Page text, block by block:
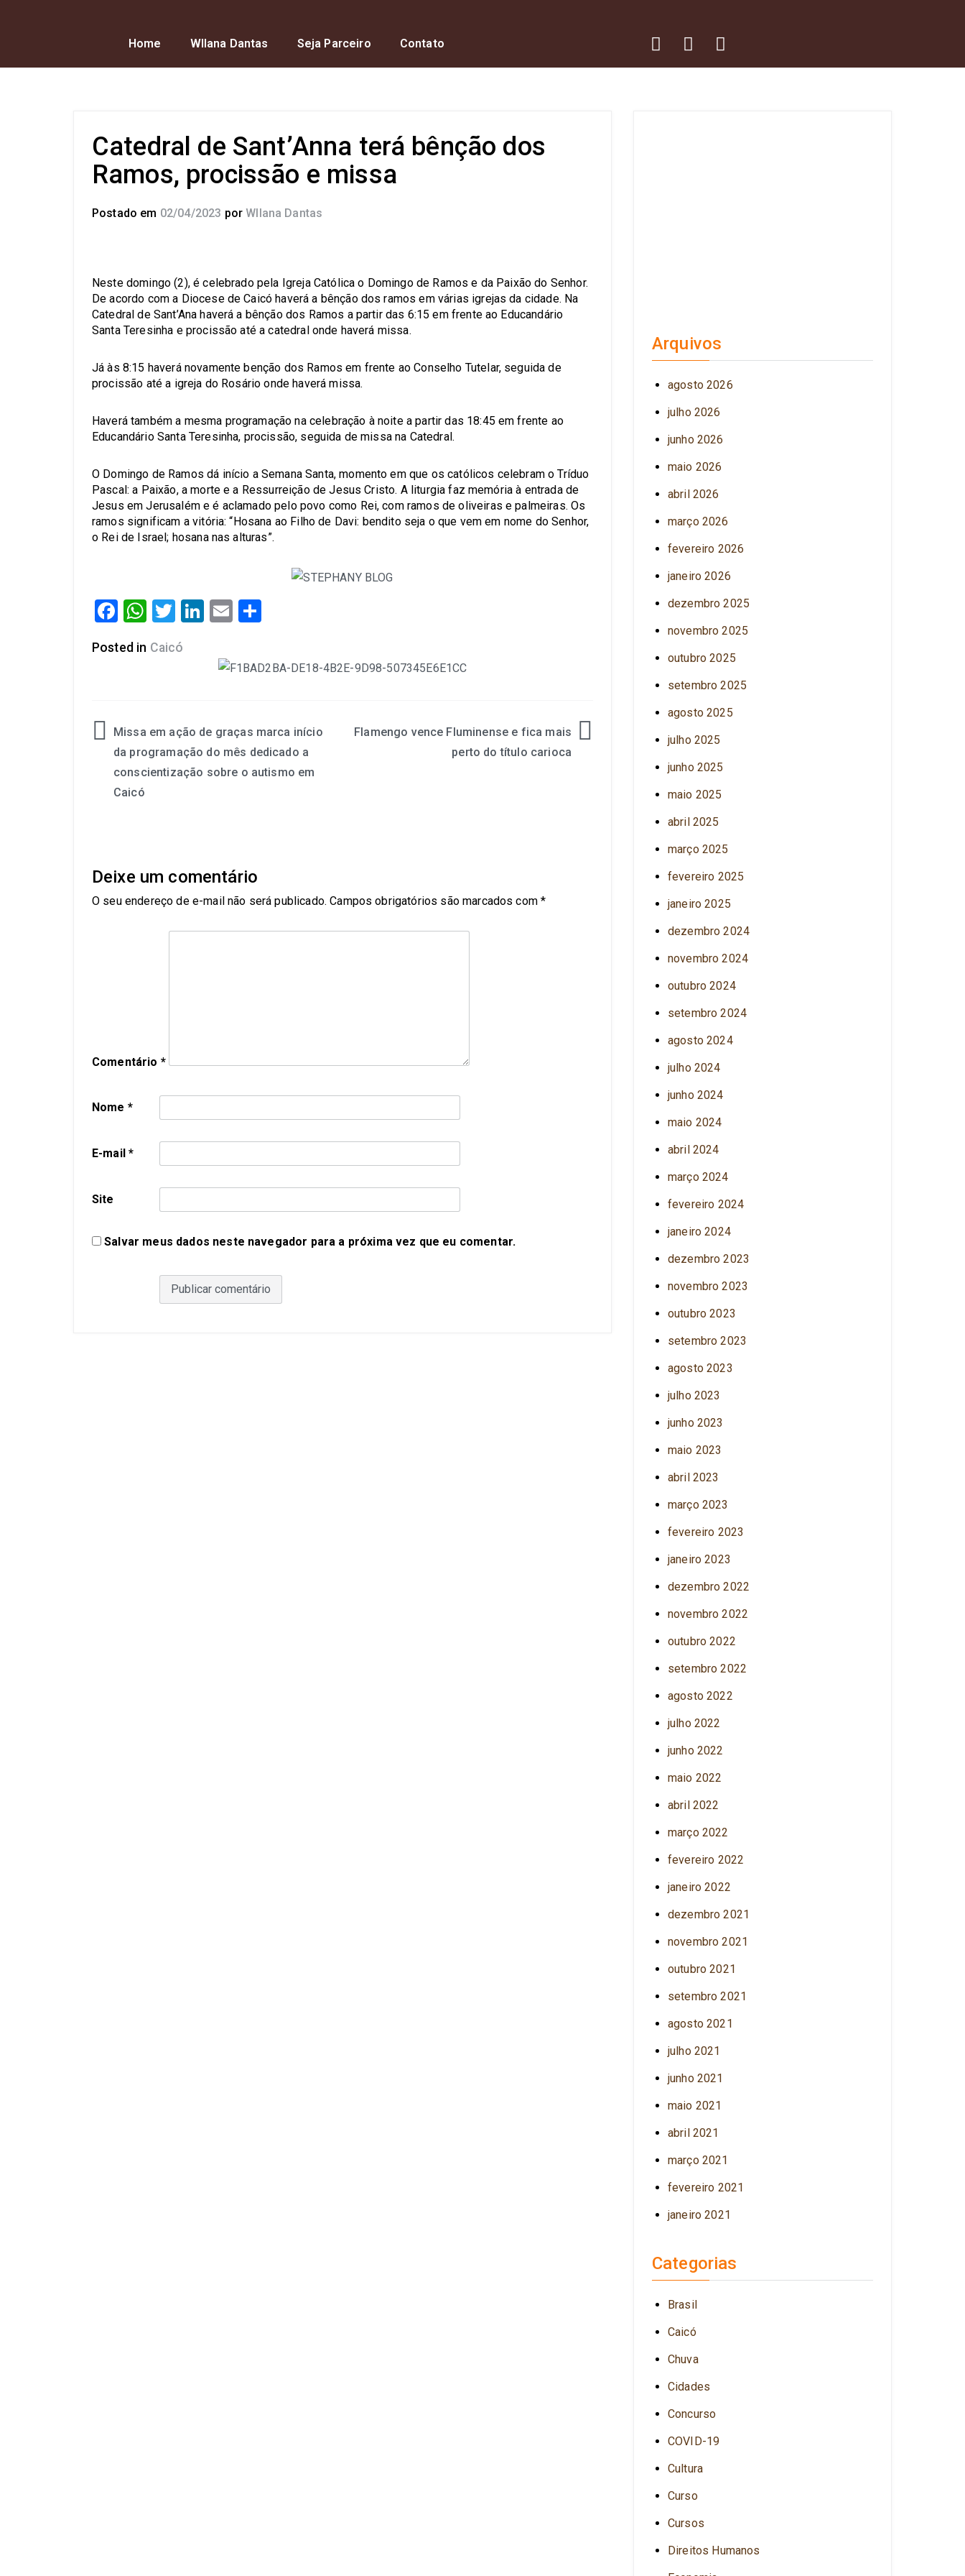
Home Wllana Dantas Seja Parceiro Contato
Catedral de Sant’Anna terá bênção dos
Ramos, procissão e missa
Postado em 02/04/2023 por Wllana Dantas
Neste domingo (2), é celebrado pela Igreja Católica o Domingo de Ramos e da Paixão do Senhor.
De acordo com a Diocese de Caicó haverá a bênção dos ramos em várias igrejas da cidade. Na
Catedral de Sant’Ana haverá a bênção dos Ramos a partir das 6:15 em frente ao Educandário
Santa Teresinha e procissão até a catedral onde haverá missa.
Já às 8:15 haverá novamente benção dos Ramos em frente ao Conselho Tutelar, seguida de
procissão até a igreja do Rosário onde haverá missa.
Haverá também a mesma programação na celebração à noite a partir das 18:45 em frente ao
Educandário Santa Teresinha, procissão, seguida de missa na Catedral.
O Domingo de Ramos dá início a Semana Santa, momento em que os católicos celebram o Tríduo
Pascal: a Paixão, a morte e a Ressurreição de Jesus Cristo. A liturgia faz memória à entrada de
Jesus em Jerusalém e é aclamado pelo povo como Rei, com ramos de oliveiras e palmeiras. Os
ramos significam a vitória: “Hosana ao Filho de Davi: bendito seja o que vem em nome do Senhor,
o Rei de Israel; hosana nas alturas”.
Facebook
WhatsApp
Twitter
LinkedIn
Email
Posted in Caicó
Missa em ação de graças marca início
da programação do mês dedicado a
conscientização sobre o autismo em
Caicó
Flamengo vence Fluminense e fica mais
perto do título carioca
Deixe um comentário
O seu endereço de e-mail não será publicado. Campos obrigatórios são marcados com*
Comentário *
Nome *
E-mail*
Site
Salvar meus dados neste navegador para a próxima vez que eu comentar.
Arquivos
agosto 2026
julho 2026
junho 2026
maio 2026
abril 2026
março 2026
fevereiro 2026
janeiro 2026
dezembro 2025
novembro 2025
outubro 2025
setembro 2025
agosto 2025
julho 2025
junho 2025
maio 2025
abril 2025
março 2025
fevereiro 2025
janeiro 2025
dezembro 2024
novembro 2024
outubro 2024
setembro 2024
agosto 2024
julho 2024
junho 2024
maio 2024
abril 2024
março 2024
fevereiro 2024
janeiro 2024
dezembro 2023
novembro 2023
outubro 2023
setembro 2023
agosto 2023
julho 2023
junho 2023
maio 2023
abril 2023
março 2023
fevereiro 2023
janeiro 2023
dezembro 2022
novembro 2022
outubro 2022
setembro 2022
agosto 2022
julho 2022
junho 2022
maio 2022
abril 2022
março 2022
fevereiro 2022
janeiro 2022
dezembro 2021
novembro 2021
outubro 2021
setembro 2021
agosto 2021
julho 2021
junho 2021
maio 2021
abril 2021
março 2021
fevereiro 2021
janeiro 2021
Categorias
Brasil
Caicó
Chuva
Cidades
Concurso
COVID-19
Cultura
Curso
Cursos
Direitos Humanos